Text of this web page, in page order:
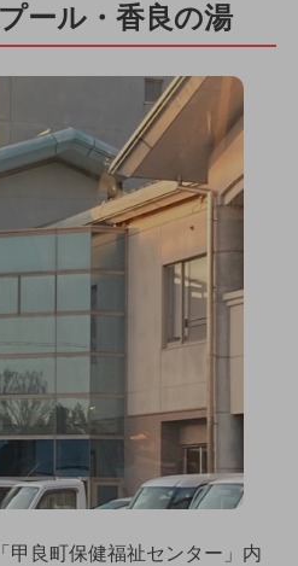
ール・香良の湯
甲良町保健福祉センター」内